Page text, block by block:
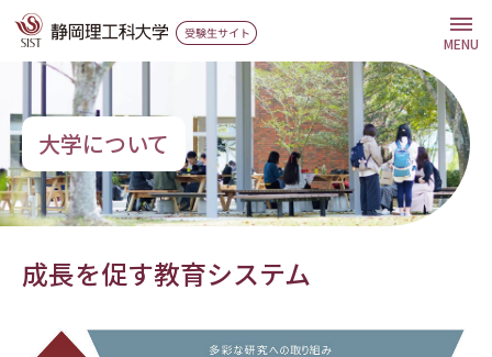
グ
バ
ル
ナ
ビ
ゲ
本ロ
ル
ナ
ビ
ゲ
ー
フ
ー
へ
MENU
大学について
成長を促す教育システム